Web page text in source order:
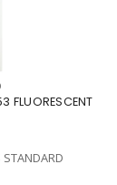
FLUORESCENT